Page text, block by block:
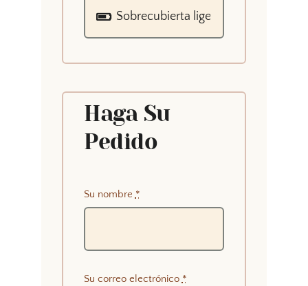
Haga Su
Pedido
Su nombre *
Su correo electrónico *